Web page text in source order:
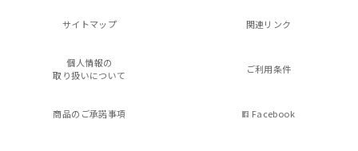
サイトマップ 関連リンク
個人情報の
取り扱いについて
ご利用条件
商品のご承諾事項 Facebook